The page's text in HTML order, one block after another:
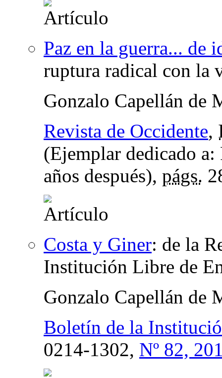
Paz en la guerra... de
ruptura radical con la
Gonzalo Capellán de
Revista de Occidente,
(Ejemplar dedicado
años después), págs.
Costa y Giner: de la
Institución Libre de
Gonzalo Capellán de
Boletín de la
0214-1302, Nº 82,